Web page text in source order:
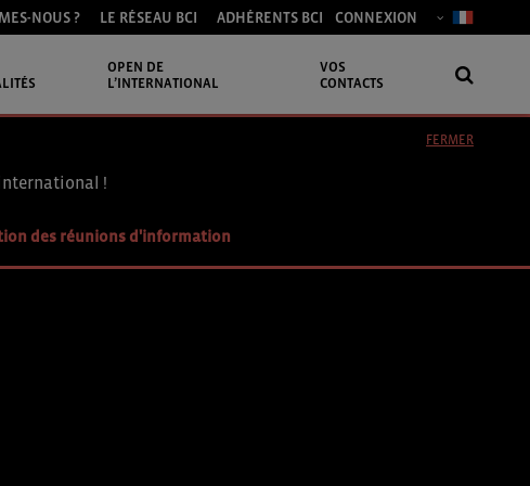
NOUS ? LE RÉSEAU BCI ADHÉRENTS BCI CONNEXION
OPEN DE
L’INTERNATIONAL
VOS
CONTACTS
!
des réunions d'information
FERMER